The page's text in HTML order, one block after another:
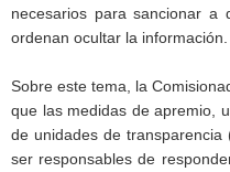
necesarios para sancionar a
ordenan ocultar la información.
Sobre este tema, la
que las medidas de apremio,
de unidades de
ser responsables de